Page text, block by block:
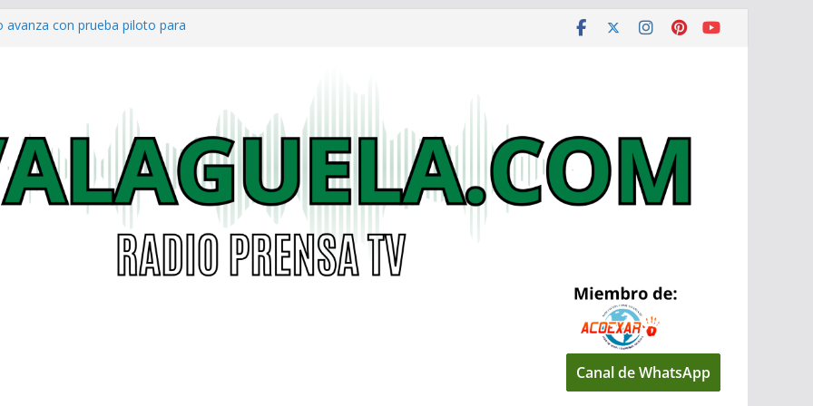
con prueba piloto para
eléctricas: alcaldías podrán
garantizar acceso digno a
ya cuenta con parques infantiles
Canal de WhatsApp